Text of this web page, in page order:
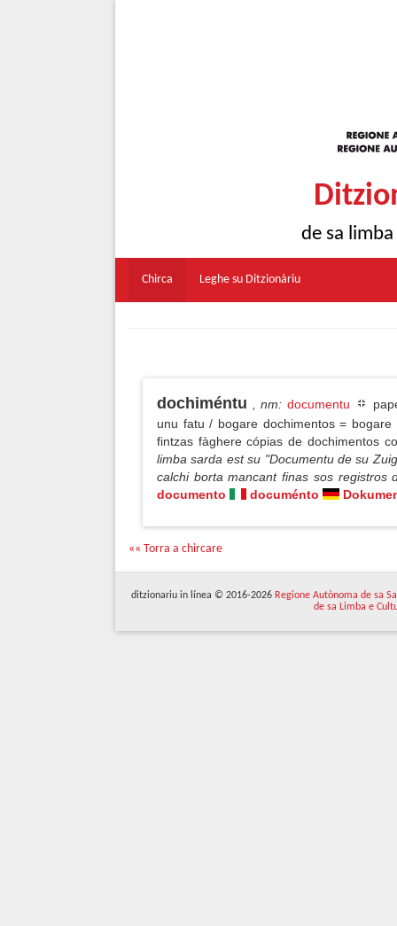
de sa
Chirca Leghe su Ditzionàriu
dochiméntu , nm: documentu
unu fatu / bogare dochimentos =
fintzas fàghere cópias de dochimentos
limba sarda est su "Documentu de su
calchi borta mancant finas sos registros
documento
documénto
«« Torra a chircare
ditzionariu in línea © 2016-2026 Regione Autònoma de sa
de sa Limba e